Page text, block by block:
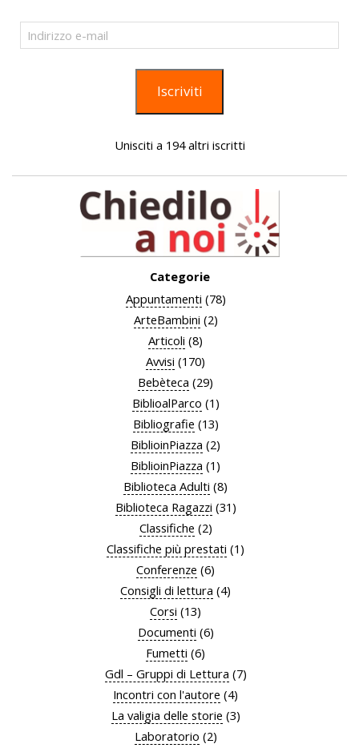
Indirizzo
e-
Iscriviti
Unisciti a 194 altri iscritti
Categorie
Appuntamenti (78)
ArteBambini (2)
Articoli (8)
Avvisi (170)
Bebèteca (29)
BiblioalParco (1)
Bibliografie (13)
BiblioinPiazza (2)
BiblioinPiazza (1)
Biblioteca Adulti (8)
Biblioteca Ragazzi (31)
Classifiche (2)
Classifiche più prestati (1)
Conferenze (6)
Consigli di lettura (4)
Corsi (13)
Documenti (6)
Fumetti (6)
Gdl – Gruppi di Lettura (7)
Incontri con l'autore (4)
La valigia delle storie (3)
Laboratorio (2)